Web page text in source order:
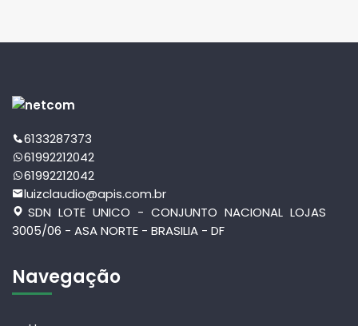
6133287373
61992212042
61992212042
luizclaudio@apis.com.br
SDN LOTE UNICO - CONJUNTO NACIONAL LOJAS
3005/06 - ASA NORTE - BRASILIA - DF
Navegação